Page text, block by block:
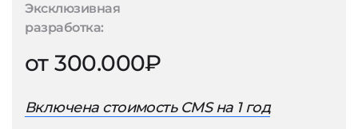
Эксклюзивная
разработка:
от 300.000₽
Включена стоимость CMS на 1 год